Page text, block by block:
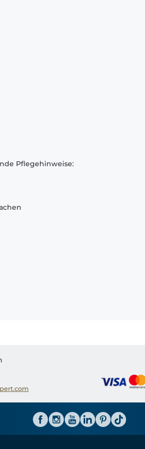
Pflegehinweise: